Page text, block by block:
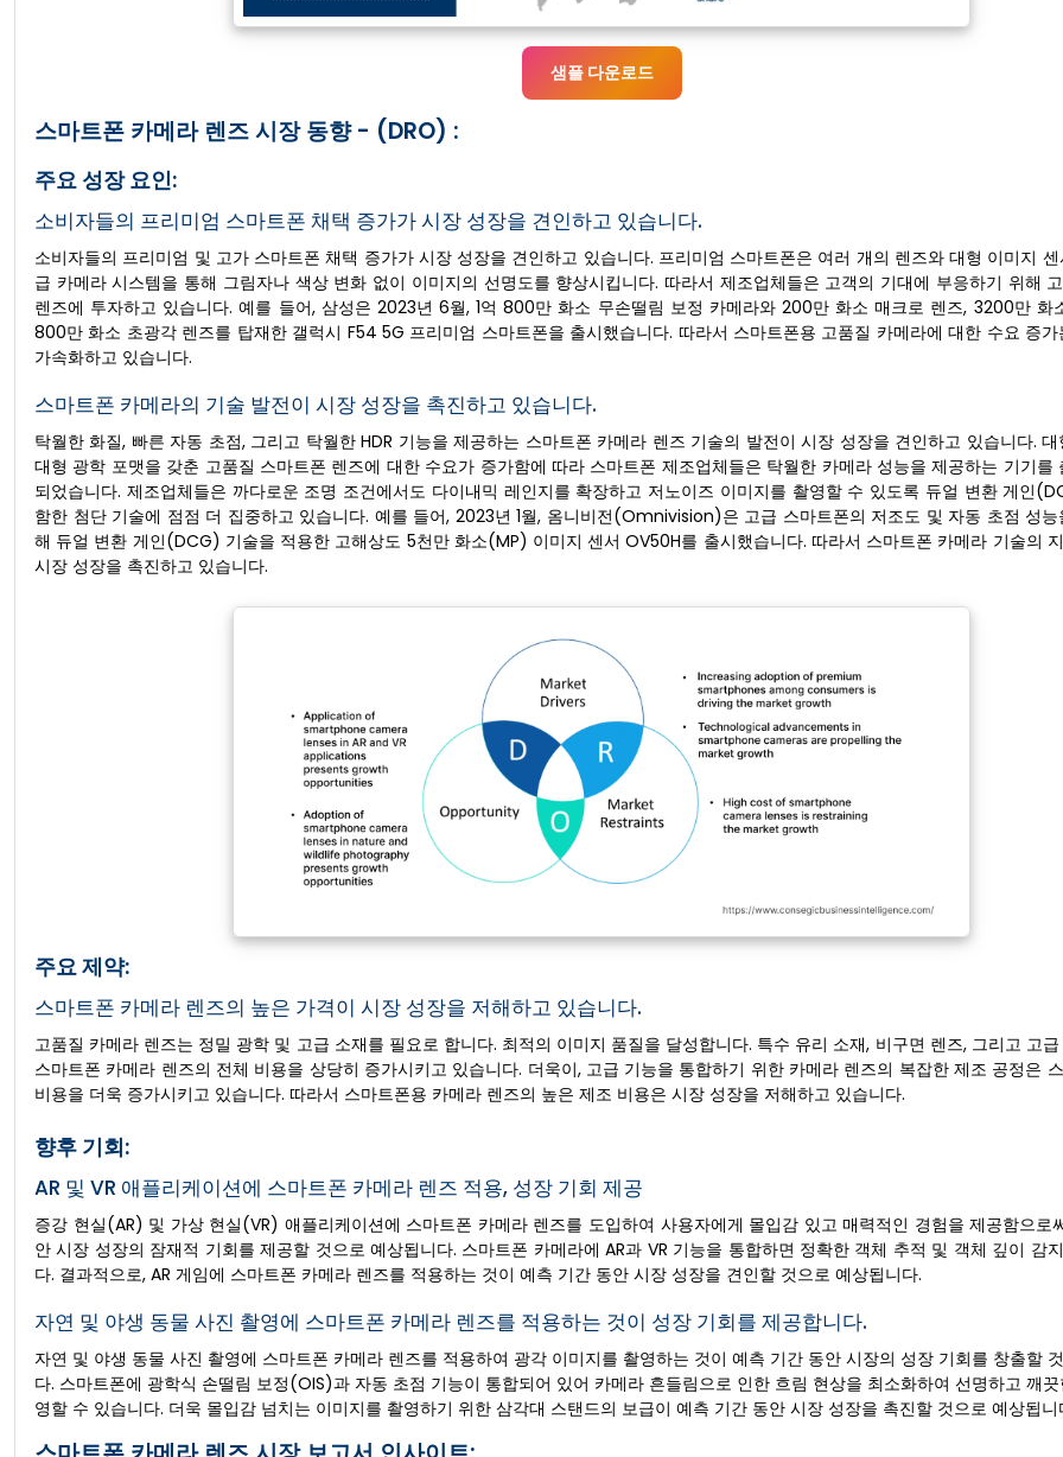
샘플 다운로드
스마트폰 카메라 렌즈 시장 동향 - (DRO) :
주요 성장 요인:
소비자들의 프리미엄 스마트폰 채택 증가가 시장 성장을 견인하고 있습니다.
소비자들의 프리미엄 및 고가 스마트폰 채택 증가가 시장 성장을 견인하고 있습니다. 프리미엄 스마트폰은 여러 개의 렌즈와 대형 이미지
급 카메라 시스템을 통해 그림자나 색상 변화 없이 이미지의 선명도를 향상시킵니다. 따라서 제조업체들은 고객의 기대에 부응하기 위해
렌즈에 투자하고 있습니다. 예를 들어, 삼성은 2023년 6월, 1억 800만 화소 무손떨림 보정 카메라와 200만 화소 매크로 렌즈, 3200만 화
800만 화소 초광각 렌즈를 탑재한 갤럭시 F54 5G 프리미엄 스마트폰을 출시했습니다. 따라서 스마트폰용 고품질 카메라에 대한 수요 증
가속화하고 있습니다.
스마트폰 카메라의 기술 발전이 시장 성장을 촉진하고 있습니다.
탁월한 화질, 빠른 자동 초점, 그리고 탁월한 HDR 기능을 제공하는 스마트폰 카메라 렌즈 기술의 발전이 시장 성장을 견인하고 있습니다.
대형 광학 포맷을 갖춘 고품질 스마트폰 렌즈에 대한 수요가 증가함에 따라 스마트폰 제조업체들은 탁월한 카메라 성능을 제공하는 기기를
되었습니다. 제조업체들은 까다로운 조명 조건에서도 다이내믹 레인지를 확장하고 저노이즈 이미지를 촬영할 수 있도록 듀얼 변환 게인
함한 첨단 기술에 점점 더 집중하고 있습니다. 예를 들어, 2023년 1월, 옴니비전(Omnivision)은 고급 스마트폰의 저조도 및 자동 초점 성능
해 듀얼 변환 게인(DCG) 기술을 적용한 고해상도 5천만 화소(MP) 이미지 센서 OV50H를 출시했습니다. 따라서 스마트폰 카메라 기술의
시장 성장을 촉진하고 있습니다.
주요 제약:
스마트폰 카메라 렌즈의 높은 가격이 시장 성장을 저해하고 있습니다.
고품질 카메라 렌즈는 정밀 광학 및 고급 소재를 필요로 합니다. 최적의 이미지 품질을 달성합니다. 특수 유리 소재, 비구면 렌즈, 그리고 고
스마트폰 카메라 렌즈의 전체 비용을 상당히 증가시키고 있습니다. 더욱이, 고급 기능을 통합하기 위한 카메라 렌즈의 복잡한 제조 공정은
비용을 더욱 증가시키고 있습니다. 따라서 스마트폰용 카메라 렌즈의 높은 제조 비용은 시장 성장을 저해하고 있습니다.
향후 기회:
AR 및 VR 애플리케이션에 스마트폰 카메라 렌즈 적용, 성장 기회 제공
증강 현실(AR) 및 가상 현실(VR) 애플리케이션에 스마트폰 카메라 렌즈를 도입하여 사용자에게 몰입감 있고 매력적인 경험을 제공함으로
안 시장 성장의 잠재적 기회를 제공할 것으로 예상됩니다. 스마트폰 카메라에 AR과 VR 기능을 통합하면 정확한 객체 추적 및 객체 깊이 감
다. 결과적으로, AR 게임에 스마트폰 카메라 렌즈를 적용하는 것이 예측 기간 동안 시장 성장을 견인할 것으로 예상됩니다.
자연 및 야생 동물 사진 촬영에 스마트폰 카메라 렌즈를 적용하는 것이 성장 기회를 제공합니다.
자연 및 야생 동물 사진 촬영에 스마트폰 카메라 렌즈를 적용하여 광각 이미지를 촬영하는 것이 예측 기간 동안 시장의 성장 기회를 창출할
다. 스마트폰에 광학식 손떨림 보정(OIS)과 자동 초점 기능이 통합되어 있어 카메라 흔들림으로 인한 흐림 현상을 최소화하여 선명하고 깨
영할 수 있습니다. 더욱 몰입감 넘치는 이미지를 촬영하기 위한 삼각대 스탠드의 보급이 예측 기간 동안 시장 성장을 촉진할 것으로 예상됩니